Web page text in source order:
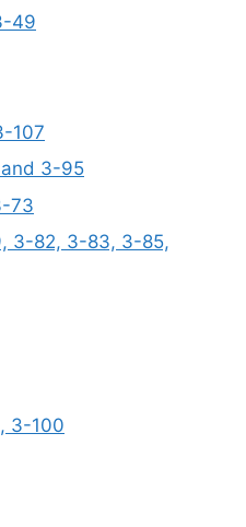
49
107
and 3-95
73
3-82, 3-83, 3-85,
3-100